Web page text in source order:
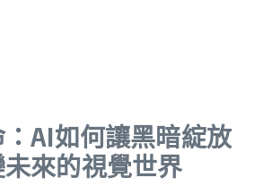
AI如何讓黑暗綻放
來的視覺世界